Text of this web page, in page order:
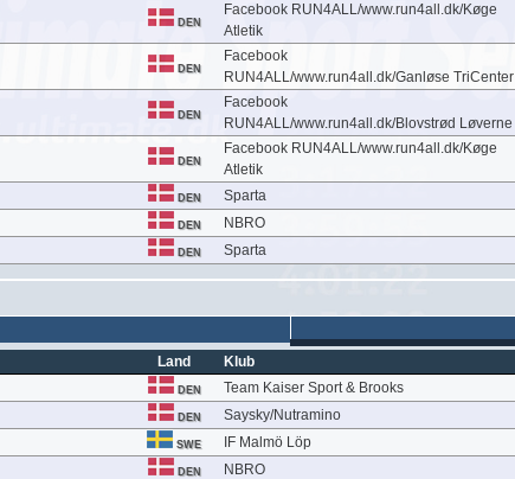
DEN
Facebook RUN4ALL/www.run4all.dk/Køge
Atletik
DEN
Facebook
RUN4ALL/www.run4all.dk/Ganløse TriCenter
DEN
Facebook
RUN4ALL/www.run4all.dk/Blovstrød Løverne
DEN
Facebook RUN4ALL/www.run4all.dk/Køge
Atletik
DEN Sparta
DEN NBRO
DEN Sparta
Land Klub
DEN Team Kaiser Sport & Brooks
DEN Saysky/Nutramino
SWE IF Malmö Löp
DEN NBRO